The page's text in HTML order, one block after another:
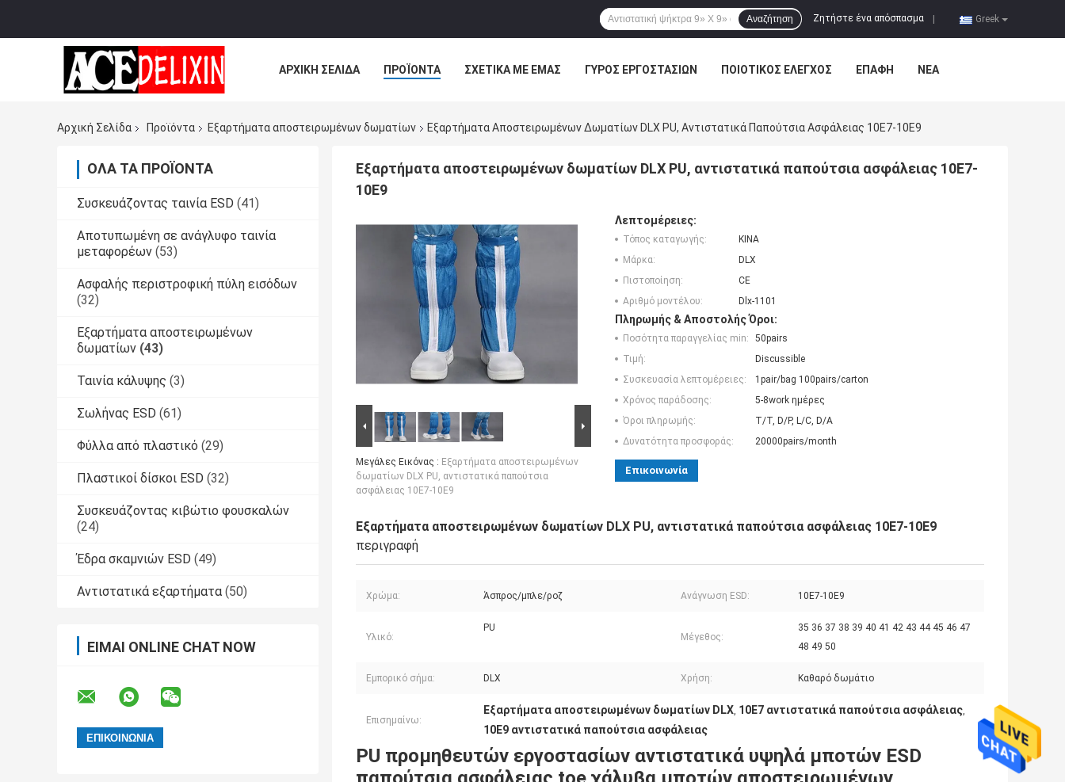
Greek
Ζητήστε ένα απόσπασμα
Αναζήτηση
ΑΡΧΙΚΉ ΣΕΛΊΔΑ ΠΡΟΪΌΝΤΑ ΣΧΕΤΙΚΆ ΜΕ ΕΜΆΣ ΓΎΡΟΣ ΕΡΓΟΣΤΑΣΊΩΝ ΠΟΙΟΤΙΚΌΣ ΈΛΕΓΧΟΣ ΕΠΑΦΉ ΝΈΑ
Αρχική Σελίδα
Προϊόντα Εξαρτήματα αποστειρωμένων δωματίων Εξαρτήματα Αποστειρωμένων Δωματίων DLX PU, Αντιστατικά Παπούτσια Ασφάλειας 10E7-10E9
ΌΛΑ ΤΑ ΠΡΟΪΌΝΤΑ
Συσκευάζοντας ταινία ESD (41)
Αποτυπωμένη σε ανάγλυφο ταινία
μεταφορέων (53)
Ασφαλής περιστροφική πύλη εισόδων
(32)
Εξαρτήματα αποστειρωμένων
δωματίων (43)
Ταινία κάλυψης (3)
Σωλήνας ESD (61)
Φύλλα από πλαστικό (29)
Πλαστικοί δίσκοι ESD (32)
Συσκευάζοντας κιβώτιο φουσκαλών
(24)
Έδρα σκαμνιών ESD (49)
Αντιστατικά εξαρτήματα (50)
ΕΊΜΑΙ ONLINE CHAT NOW
Εξαρτήματα αποστειρωμένων δωματίων DLX PU, αντιστατικά παπούτσια ασφάλειας 10E7-
10E9
Μεγάλες Εικόνας : Εξαρτήματα αποστειρωμένων
δωματίων DLX PU, αντιστατικά παπούτσια
ασφάλειας 10E7-10E9
Λεπτομέρειες:
Τόπος καταγωγής:
ΚΙΝΑ
Μάρκα:
DLX
Πιστοποίηση:
CE
Αριθμό μοντέλου:
Dlx-1101
Πληρωμής & Αποστολής Όροι:
Ποσότητα παραγγελίας min:
50pairs
Τιμή:
Discussible
Συσκευασία λεπτομέρειες:
1pair/bag 100pairs/carton
Χρόνος παράδοσης:
5-8work ημέρες
Όροι πληρωμής:
T/T, D/P, L/C, D/A
Δυνατότητα προσφοράς:
20000pairs/month
Επικοινωνία
Εξαρτήματα αποστειρωμένων δωματίων DLX PU, αντιστατικά παπούτσια ασφάλειας 10E7-10E9
περιγραφή
Χρώμα: Άσπρος/μπλε/ροζ Ανάγνωση ESD: 10E7-10E9
Υλικό:
PU
Μέγεθος:
35 36 37 38 39 40 41 42 43 44 45 46 47
48 49 50
Εμπορικό σήμα: DLX Χρήση: Καθαρό δωμάτιο
Επισημαίνω:
Εξαρτήματα αποστειρωμένων δωματίων DLX, 10E7 αντιστατικά παπούτσια ασφάλειας,
10E9 αντιστατικά παπούτσια ασφάλειας
PU προμηθευτών εργοστασίων αντιστατικά υψηλά μποτών ESD